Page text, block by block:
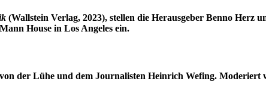
(Wallstein Verlag, 2023), stellen die Herausgeber Benno Herz
House in Los Angeles ein.
der Lühe und dem Journalisten Heinrich Wefing. Moderiert